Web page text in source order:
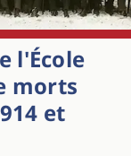
l'École
morts
et